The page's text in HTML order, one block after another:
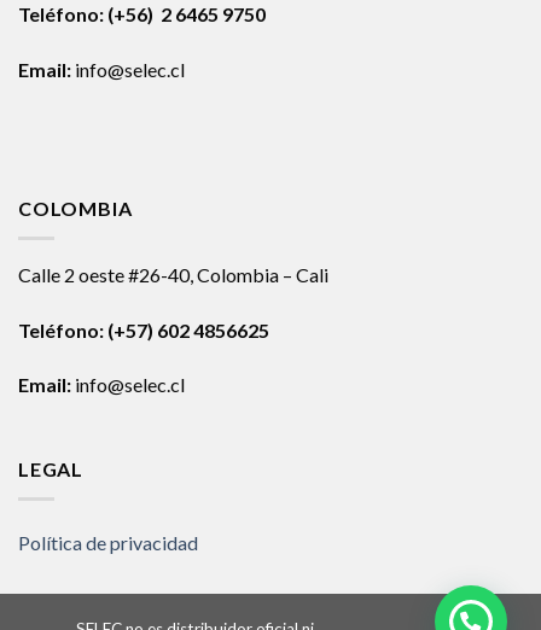
Teléfono: (+56) 2 6465 9750
Email: info@selec.cl
COLOMBIA
Calle 2 oeste #26-40, Colombia – Cali
Teléfono: (+57) 602 4856625
Email: info@selec.cl
LEGAL
Política de privacidad